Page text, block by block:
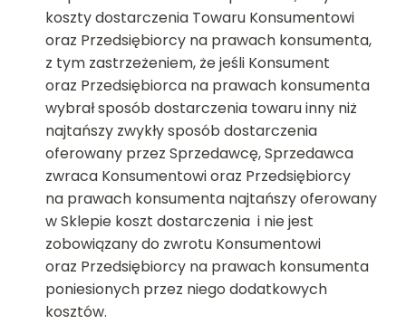
koszty dostarczenia Towaru Konsumentowi
oraz Przedsiębiorcy na prawach konsumenta,
z tym zastrzeżeniem, że jeśli Konsument
oraz Przedsiębiorca na prawach konsumenta
wybrał sposób dostarczenia towaru inny niż
najtańszy zwykły sposób dostarczenia
oferowany przez Sprzedawcę, Sprzedawca
zwraca Konsumentowi oraz Przedsiębiorcy
na prawach konsumenta najtańszy oferowany
w Sklepie koszt dostarczenia i nie jest
zobowiązany do zwrotu Konsumentowi
oraz Przedsiębiorcy na prawach konsumenta
poniesionych przez niego dodatkowych
kosztów.